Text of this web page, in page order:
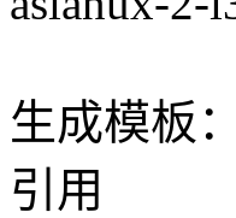
生成模板：
引用